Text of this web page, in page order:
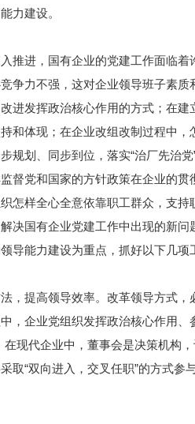
力建设。
推进，国有企业的党建工作面临
争力不强，这对企业领导班子素
进发挥政治核心作用的方式；在
和体现；在企业改组改制过程中
规划、同步到位，落实“治厂先治
督党和国家的方针政策在企业的
怎样全心全意依靠职工群众，支
决国有企业党建工作中出现的新
导能力建设为重点，抓好以下几项
，提高领导效率。改革领导方式
，企业党组织发挥政治核心作用
在现代企业中，董事会是决策机构
取“双向进入，交叉任职”的方式